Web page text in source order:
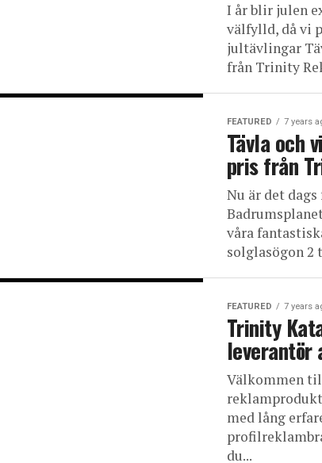
I år blir julen
välfylld, då vi
jultävlingar
från Trinity
FEATURED 7 years
Tävla och
pris från
Nu är det
våra
solglasögon 2
FEATURED 7 years
Trinity
Välkommen
med lång
du...